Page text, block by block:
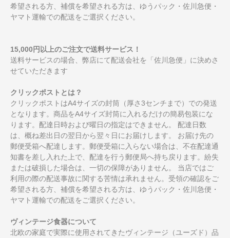
希望される方、補償を希望される方は、ゆうパック・佐川急便・
ヤマト運輸での配送をご選択ください。
15,000円以上のご注文で送料サービス！
送料サービスの場合、弊店にて配送会社を「佐川急便」に決めさ
せていただきます
クリックポストとは？
クリックポストはA4サイズの封筒（厚さ3センチまで）での発送
となります。商品をA4サイズ封筒に入れるだけの簡易包装にな
ります。配達日時および曜日の指定はできません。 配達日数
は、概ね差出日の翌日から翌々日にお届けします。 お届け先の
郵便受箱へ配達します。郵便受箱に入らない場合は、不在配達通
知書を差し入れた上で、配達を行う郵便局へ持ち戻ります。紛失
または破損した場合は、一切の保障がありません。 当店ではご
利用の際の配送事故に関する苦情は承れません。受領の確認をご
希望される方、補償を希望される方は、ゆうパック・佐川急便・
ヤマト運輸での配送をご選択ください。
ヴィンテージ食器について
北欧の家庭で実際に使用されてきたヴィンテージ（ユーズド）品